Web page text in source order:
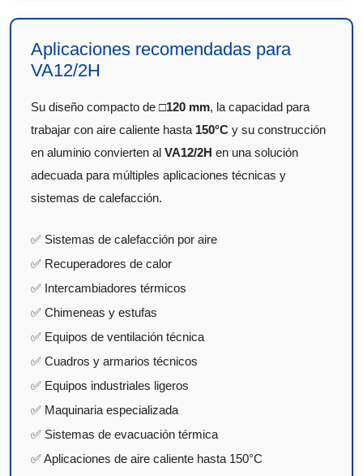
Aplicaciones recomendadas para
VA12/2H
Su diseño compacto de □120 mm, la capacidad para
trabajar con aire caliente hasta 150°C y su construcción
en aluminio convierten al VA12/2H en una solución
adecuada para múltiples aplicaciones técnicas y
sistemas de calefacción.
✅ Sistemas de calefacción por aire
✅ Recuperadores de calor
✅ Intercambiadores térmicos
✅ Chimeneas y estufas
✅ Equipos de ventilación técnica
✅ Cuadros y armarios técnicos
✅ Equipos industriales ligeros
✅ Maquinaria especializada
✅ Sistemas de evacuación térmica
✅ Aplicaciones de aire caliente hasta 150°C